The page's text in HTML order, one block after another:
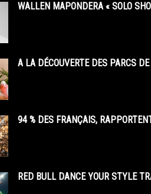
WALLEN MAPONDERA « SOLO
A LA DÉCOUVERTE DES PARCS
94 % DES FRANÇAIS,
RED BULL DANCE YOUR STYLE